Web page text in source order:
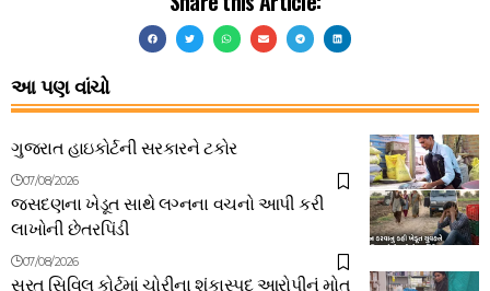
આ પણ વાંચો
ગુજરાત હાઇકોર્ટની સરકારને ટકોર
07/08/2026
જસદણના ખેડૂત સાથે લગ્નના વચનો આપી કરી
લાખોની છેતરપિંડી
07/08/2026
સુરત સિવિલ કોર્ટમાં ચોરીના શંકાસ્પદ આરોપીનું મોત